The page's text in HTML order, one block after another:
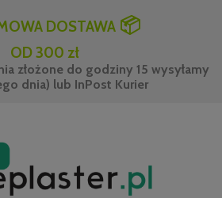
DOSTAWA📦
OD 300 zł
złożone do godziny 15 wysyłamy
dnia) lub InPost Kurier